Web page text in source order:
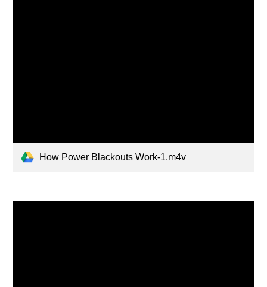
How Power Blackouts Work-1.m4v